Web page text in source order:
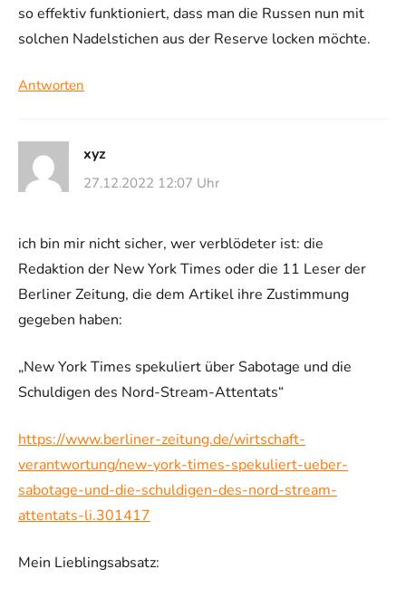
so effektiv funktioniert, dass man die Russen nun mit
solchen Nadelstichen aus der Reserve locken möchte.
Antworten
xyz
27.12.2022 12:07 Uhr
ich bin mir nicht sicher, wer verblödeter ist: die
Redaktion der New York Times oder die 11 Leser der
Berliner Zeitung, die dem Artikel ihre Zustimmung
gegeben haben:
„New York Times spekuliert über Sabotage und die
Schuldigen des Nord-Stream-Attentats“
https://www.berliner-zeitung.de/wirtschaft-
verantwortung/new-york-times-spekuliert-ueber-
sabotage-und-die-schuldigen-des-nord-stream-
attentats-li.301417
Mein Lieblingsabsatz: